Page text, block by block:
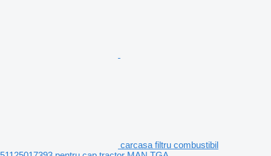
carcasa filtru combustibil